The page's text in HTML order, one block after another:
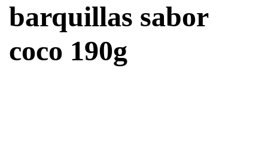
barquillas sabor
coco 190g